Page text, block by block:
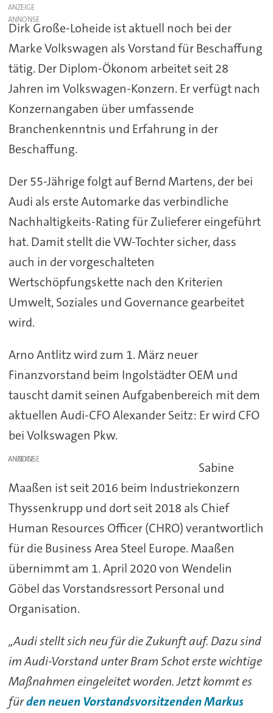
ANZEIGE
Dirk Große-Loheide ist aktuell noch bei der
Marke Volkswagen als Vorstand für Beschaffung
tätig. Der Diplom-Ökonom arbeitet seit 28
Jahren im Volkswagen-Konzern. Er verfügt nach
Konzernangaben über umfassende
Branchenkenntnis und Erfahrung in der
Beschaffung.
Der 55-Jährige folgt auf Bernd Martens, der bei
Audi als erste Automarke das verbindliche
Nachhaltigkeits-Rating für Zulieferer eingeführt
hat. Damit stellt die VW-Tochter sicher, dass
auch in der vorgeschalteten
Wertschöpfungskette nach den Kriterien
Umwelt, Soziales und Governance gearbeitet
wird.
Arno Antlitz wird zum 1. März neuer
Finanzvorstand beim Ingolstädter OEM und
tauscht damit seinen Aufgabenbereich mit dem
aktuellen Audi-CFO Alexander Seitz: Er wird CFO
bei Volkswagen Pkw.
ANZEIGE
Sabine
Maaßen ist seit 2016 beim Industriekonzern
Thyssenkrupp und dort seit 2018 als Chief
Human Resources Officer (CHRO) verantwortlich
für die Business Area Steel Europe. Maaßen
übernimmt am 1. April 2020 von Wendelin
Göbel das Vorstandsressort Personal und
Organisation.
„Audi stellt sich neu für die Zukunft auf. Dazu sind
im Audi-Vorstand unter Bram Schot erste wichtige
Maßnahmen eingeleitet worden. Jetzt kommt es
fürden neuen Vorstandsvorsitzenden Markus